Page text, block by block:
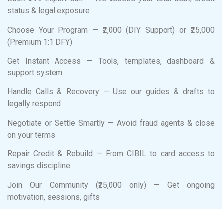
status & legal exposure
Choose Your Program — ₹2,000 (DIY Support) or ₹25,000
(Premium 1:1 DFY)
Get Instant Access — Tools, templates, dashboard &
support system
Handle Calls & Recovery — Use our guides & drafts to
legally respond
Negotiate or Settle Smartly — Avoid fraud agents & close
on your terms
Repair Credit & Rebuild — From CIBIL to card access to
savings discipline
Join Our Community (₹25,000 only) — Get ongoing
motivation, sessions, gifts